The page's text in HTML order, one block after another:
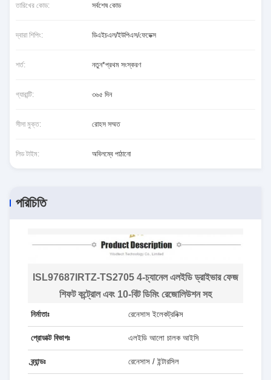
তারিখের কোড: সর্বশেষ কোড
দ্বারা শিপিং: ডিএইচএল/ইউপিএস/ফেডেক্স
শর্ত: নতুন*প্রথম সংস্করণ
গ্যারান্টি: ৩৬৫ দিন
সীসা মুক্ত: রোহস সম্মত
লিড টাইম: অবিলম্বে পাঠানো
পরিচিতি
ISL97687IRTZ-TS2705 4-চ্যানেল এলইডি ড্রাইভার ফেজ
শিফট কন্ট্রোল এবং 10-বিট ডিমিং রেজোলিউশন সহ
নির্মাতাঃ রেনেসাস ইলেকট্রনিক্স
প্রোডাক্ট বিভাগঃ এলইডি আলো চালক আইসি
ব্র্যান্ডঃ রেনেসাস / ইন্টারসিল